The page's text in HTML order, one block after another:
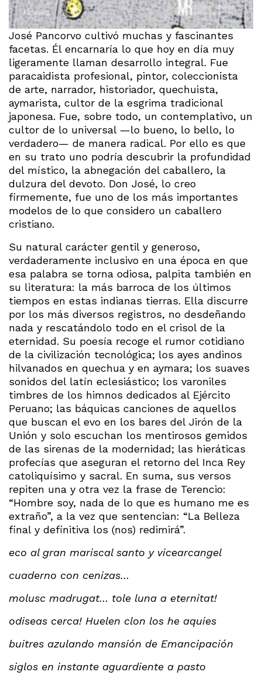
José Pancorvo cultivó muchas y fascinantes
facetas. Él encarnaría lo que hoy en día muy
ligeramente llaman desarrollo integral. Fue
paracaidista profesional, pintor, coleccionista
de arte, narrador, historiador, quechuista,
aymarista, cultor de la esgrima tradicional
japonesa. Fue, sobre todo, un contemplativo, un
cultor de lo universal —lo bueno, lo bello, lo
verdadero— de manera radical. Por ello es que
en su trato uno podría descubrir la profundidad
del místico, la abnegación del caballero, la
dulzura del devoto. Don José, lo creo
firmemente, fue uno de los más importantes
modelos de lo que considero un caballero
cristiano.
Su natural carácter gentil y generoso,
verdaderamente inclusivo en una época en que
esa palabra se torna odiosa, palpita también en
su literatura: la más barroca de los últimos
tiempos en estas indianas tierras. Ella discurre
por los más diversos registros, no desdeñando
nada y rescatándolo todo en el crisol de la
eternidad. Su poesía recoge el rumor cotidiano
de la civilización tecnológica; los ayes andinos
hilvanados en quechua y en aymara; los suaves
sonidos del latín eclesiástico; los varoniles
timbres de los himnos dedicados al Ejército
Peruano; las báquicas canciones de aquellos
que buscan el evo en los bares del Jirón de la
Unión y solo escuchan los mentirosos gemidos
de las sirenas de la modernidad; las hieráticas
profecías que aseguran el retorno del Inca Rey
catoliquísimo y sacral. En suma, sus versos
repiten una y otra vez la frase de Terencio:
“Hombre soy, nada de lo que es humano me es
extraño”, a la vez que sentencian: “La Belleza
final y definitiva los (nos) redimirá”.
eco al gran mariscal santo y vicearcangel
cuaderno con cenizas…
molusc madrugat… tole luna a eternitat!
odiseas cerca! Huelen clon los he aquies
buitres azulando mansión de Emancipación
siglos en instante aguardiente a pasto